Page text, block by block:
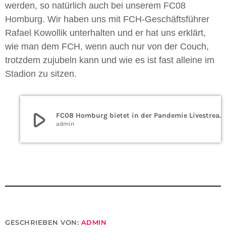
werden, so natürlich auch bei unserem FC08
Homburg. Wir haben uns mit FCH-Geschäftsführer
Rafael Kowollik unterhalten und er hat uns erklärt,
wie man dem FCH, wenn auch nur von der Couch,
trotzdem zujubeln kann und wie es ist fast alleine im
Stadion zu sitzen.
play_arrow FC08 Homburg bietet in der Pandemie Livestreams der Heimspiele
admin
GESCHRIEBEN VON: ADMIN